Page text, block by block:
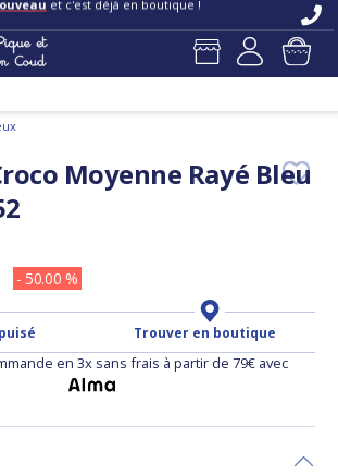
et c'est déjà en boutique !
Moyenne Rayé Bleu
- 50.00 %
Trouver en boutique
en 3x sans frais à partir de 79€ avec